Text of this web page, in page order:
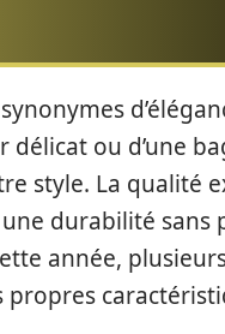
délicat ou d’une
style. La qualité
durabilité sans
année,